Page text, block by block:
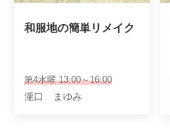
和服地の簡単リメイク
第4水曜 13:00～16:00
瀧口 まゆみ